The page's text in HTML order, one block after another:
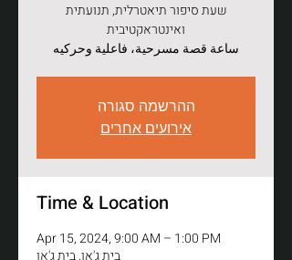
שעת סיפור תיאטרלית, תנועתית
ואינטראקטיבית
ساعة قصة مسرحية، فاعلية وحركيه
ההרשמה סגורה
אירועים אחרים
Time & Location
Apr 15, 2024, 9:00 AM – 1:00 PM
בית ג'אן, בית ג'אן